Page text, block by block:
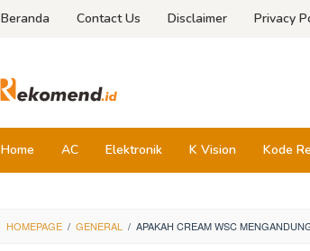
Beranda Contact Us Disclaimer Privacy
Home AC Elektronik K Vision Kode
HOMEPAGE / GENERAL / APAKAH CREAM WSC